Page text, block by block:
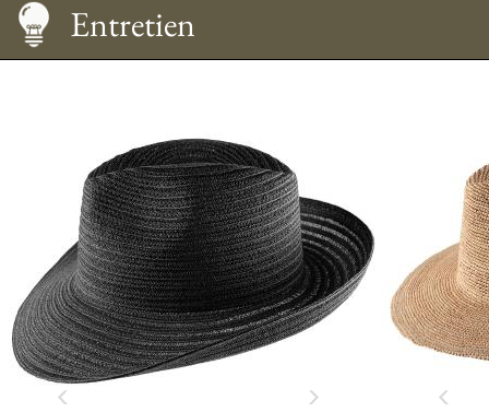
L'atelier couture
Le chapeau personnalisé
Entretien